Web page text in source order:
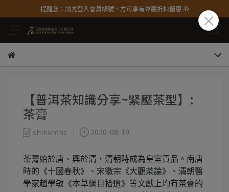
提醒您：請先登入會員帳號，方可享有專屬折扣優惠 🎁
【普洱茶知識分享~緊壓茶型】:
茶膏
shihkmhc 2020-08-19
茶膏始於唐、興於清，清朝時成為皇室貢品。南唐
時的《十國春秋》、宋徽宗《大觀茶論》、清朝醫
學家趙學敏《本草綱目拾遺》等文獻上均有茶膏的